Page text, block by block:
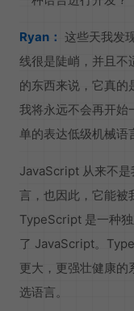
Ryan： 这些天我发
线很是陡峭，并且不
的东西来说，它真
我将永远不会再开始
单的表达低级机械语
JavaScript 从来不
言，也因此，它能被
TypeScript 是一种
了 JavaScript。
更大，更强壮健康的
选语言。